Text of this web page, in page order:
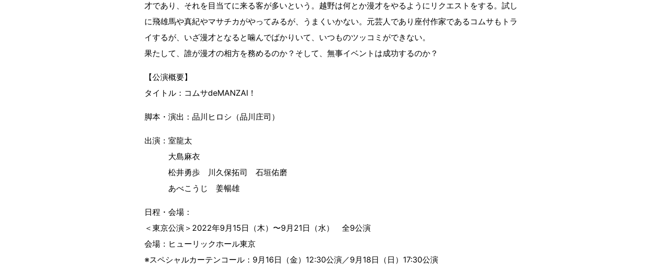
才であり、それを目当てに来る客が多いという。越野は何とか漫才をやるようにリクエストをする。試し
に飛雄馬や真紀やマサチカがやってみるが、うまくいかない。元芸人であり座付作家であるコムサもトラ
イするが、いざ漫才となると噛んでばかりいて、いつものツッコミができない。
果たして、誰が漫才の相方を務めるのか？そして、無事イベントは成功するのか？
【公演概要】
タイトル：コムサdeMANZAI！
脚本・演出：品川ヒロシ（品川庄司）
出演：室龍太
大島麻衣
松井勇歩 川久保拓司 石垣佑磨
あべこうじ 姜暢雄
日程・会場：
＜東京公演＞2022年9月15日（木）〜9月21日（水） 全9公演
会場：ヒューリックホール東京
※スペシャルカーテンコール：9月16日（金）12:30公演／9月18日（日）17:30公演